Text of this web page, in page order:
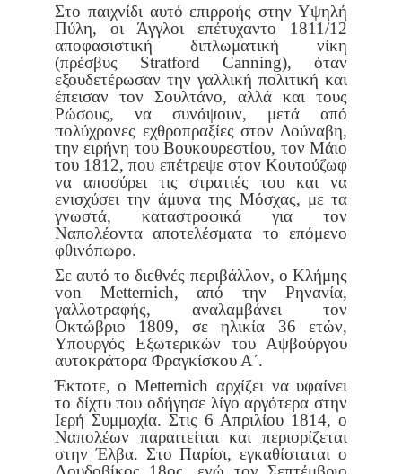
Στο παιχνίδι αυτό επιρροής στην Υψηλή
Πύλη, οι Άγγλοι επέτυχαντο 1811/12
αποφασιστική διπλωματική νίκη
(πρέσβυς Stratford Canning),όταν
εξουδετέρωσαν την γαλλική πολιτική και
έπεισαν τον Σουλτάνο, αλλά και τους
Ρώσους, να συνάψουν, μετά από
πολύχρονες εχθροπραξίες στον Δούναβη,
την ειρήνη του Βουκουρεστίου, τονΜάιο
του 1812, που επέτρεψε στον Κουτούζωφ
να αποσύρει τις στρατιές του και να
ενισχύσει την άμυνα της Μόσχας, με τα
γνωστά, καταστροφικά για τον
Ναπολέοντα αποτελέσματα το επόμενο
φθινόπωρο.
Σε αυτό το διεθνές περιβάλλον, ο Κλήμης
von Metternich, από τηνΡηνανία,
γαλλοτραφής, αναλαμβάνει τον
Οκτώβριο 1809, σε ηλικία 36ετών,
Υπουργός Εξωτερικών του Αψβούργου
αυτοκράτορα Φραγκίσκου Α΄.
Έκτοτε, ο Metternich αρχίζει να υφαίνει
το δίχτυ που οδήγησε λίγοαργότερα στην
Ιερή Συμμαχία. Στις 6 Απριλίου 1814, ο
Ναπολέων παραιτείται και περιορίζεται
στην Έλβα. Στο Παρίσι, εγκαθίσταται ο